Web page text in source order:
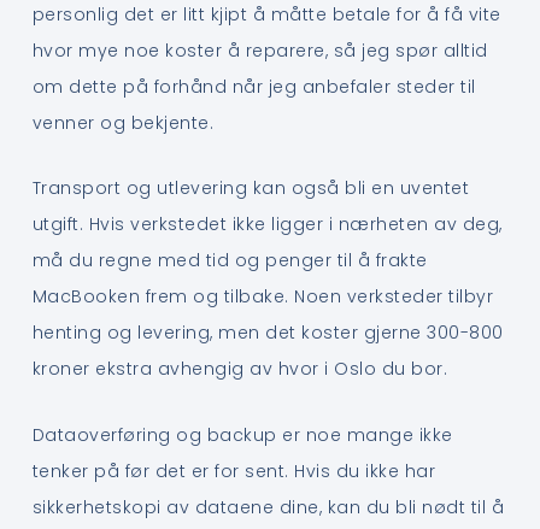
personlig det er litt kjipt å måtte betale for å få vite
hvor mye noe koster å reparere, så jeg spør alltid
om dette på forhånd når jeg anbefaler steder til
venner og bekjente.
Transport og utlevering kan også bli en uventet
utgift. Hvis verkstedet ikke ligger i nærheten av deg,
må du regne med tid og penger til å frakte
MacBooken frem og tilbake. Noen verksteder tilbyr
henting og levering, men det koster gjerne 300-800
kroner ekstra avhengig av hvor i Oslo du bor.
Dataoverføring og backup er noe mange ikke
tenker på før det er for sent. Hvis du ikke har
sikkerhetskopi av dataene dine, kan du bli nødt til å